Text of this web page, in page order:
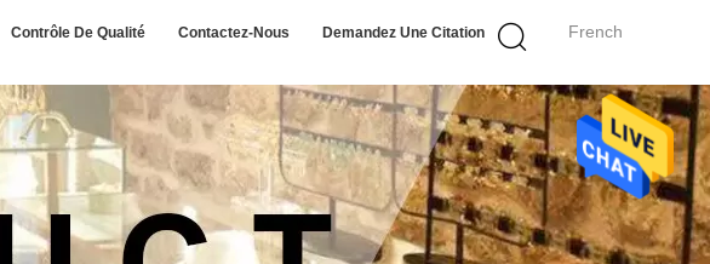
French
Contrôle De Qualité Contactez-Nous Demandez Une Citation